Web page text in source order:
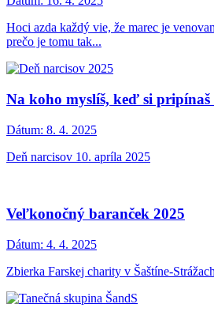
Hoci azda každý vie, že marec je
prečo je tomu tak...
Na koho myslíš, keď si pripínaš
Dátum: 8. 4. 2025
Deň narcisov 10. apríla 2025
Veľkonočný baranček 2025
Dátum: 4. 4. 2025
Zbierka Farskej charity v Šaštíne-Strážach